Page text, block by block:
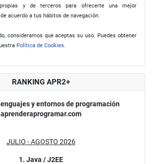
y de terceros para ofrecerte una mejor
acuerdo a tus hábitos de navegación.
consideramos que aceptas su uso. Puedes obtener
Política de Cookies.
RANKING APR2+
y entornos de programación
aprenderaprogramar.com
JULIO - AGOSTO 2026
1. Java / J2EE